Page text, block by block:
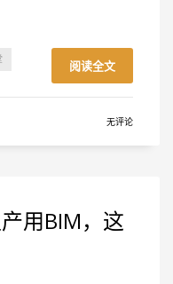
阅读全文
无评论
用BIM，这